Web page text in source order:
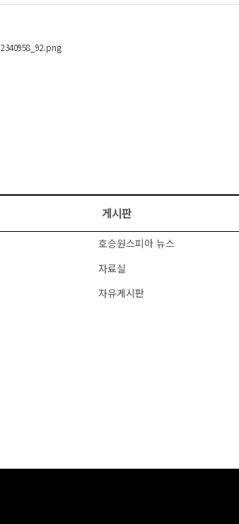
게시판
호승원스피아 뉴스
자료실
자유게시판